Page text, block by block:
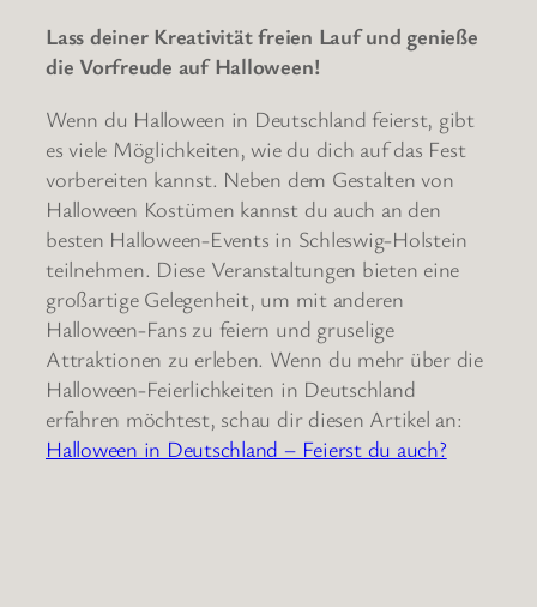
Lass deiner Kreativität freien Lauf und genieße
die Vorfreude auf Halloween!
Wenn du Halloween in Deutschland feierst, gibt
es viele Möglichkeiten, wie du dich auf das Fest
vorbereiten kannst. Neben dem Gestalten von
Halloween Kostümen kannst du auch an den
besten Halloween-Events in Schleswig-Holstein
teilnehmen. Diese Veranstaltungen bieten eine
großartige Gelegenheit, um mit anderen
Halloween-Fans zu feiern und gruselige
Attraktionen zu erleben. Wenn du mehr über die
Halloween-Feierlichkeiten in Deutschland
erfahren möchtest, schau dir diesen Artikel an:
Halloween in Deutschland – Feierst du auch?